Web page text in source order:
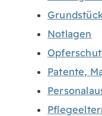
Notlagen
Patente,